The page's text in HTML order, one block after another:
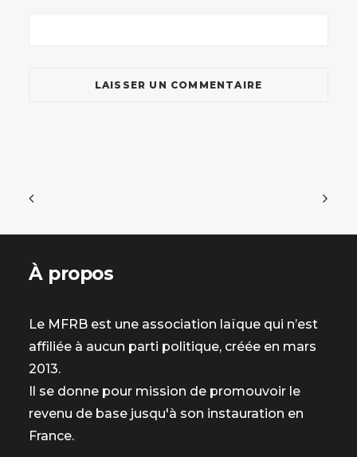
À propos
Le MFRB est une association laïque qui n’est
affiliée à aucun parti politique, créée en mars
2013.
Il se donne pour mission de promouvoir le
revenu de base jusqu'à son instauration en
France.